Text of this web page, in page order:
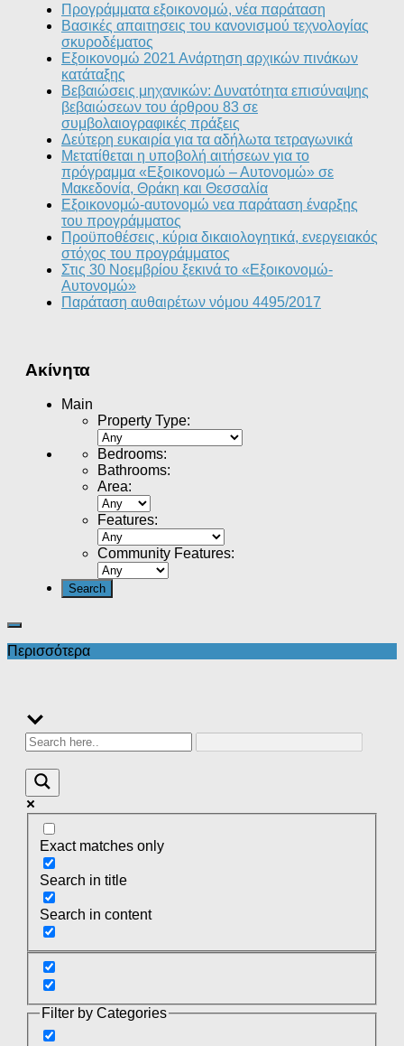
Προγράμματα εξοικονομώ, νέα παράταση
Βασικές απαιτησεις του κανονισμού τεχνολογίας
σκυροδέματος
Εξοικονομώ 2021 Ανάρτηση αρχικών πινάκων
κατάταξης
Βεβαιώσεις μηχανικών: Δυνατότητα επισύναψης
βεβαιώσεων του άρθρου 83 σε
συμβολαιογραφικές πράξεις
Δεύτερη ευκαιρία για τα αδήλωτα τετραγωνικά
Μετατίθεται η υποβολή αιτήσεων για το
πρόγραμμα «Εξοικονομώ – Αυτονομώ» σε
Μακεδονία, Θράκη και Θεσσαλία
Εξοικονομώ-αυτονομώ νεα παράταση έναρξης
του προγράμματος
Προϋποθέσεις, κύρια δικαιολογητικά, ενεργειακός
στόχος του προγράμματος
Στις 30 Νοεμβρίου ξεκινά το «Εξοικονομώ-
Αυτονομώ»
Παράταση αυθαιρέτων νόμου 4495/2017
Ακίνητα
Main
Property Type:
Bedrooms:
Bathrooms:
Area:
Features:
Community Features:
Περισσότερα
Exact matches only
Search in title
Search in content
Filter by Categories